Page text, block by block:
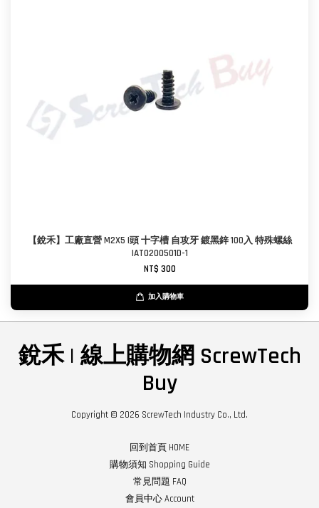
【銳禾】工廠直營 M2X5 I頭 十字槽 自攻牙 鍍黑鋅 100入 特殊螺絲
IAT0200501D-1
NT$ 300
加入購物車
銳禾 | 線上購物網 ScrewTech
Buy
Copyright © 2026 ScrewTech Industry Co., Ltd.
回到首頁 HOME
購物須知 Shopping Guide
常見問題 FAQ
會員中心 Account